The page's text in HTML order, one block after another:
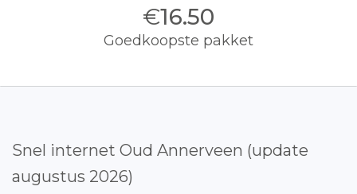
€16.50
Goedkoopste pakket
Snel internet Oud Annerveen (update
augustus 2026)